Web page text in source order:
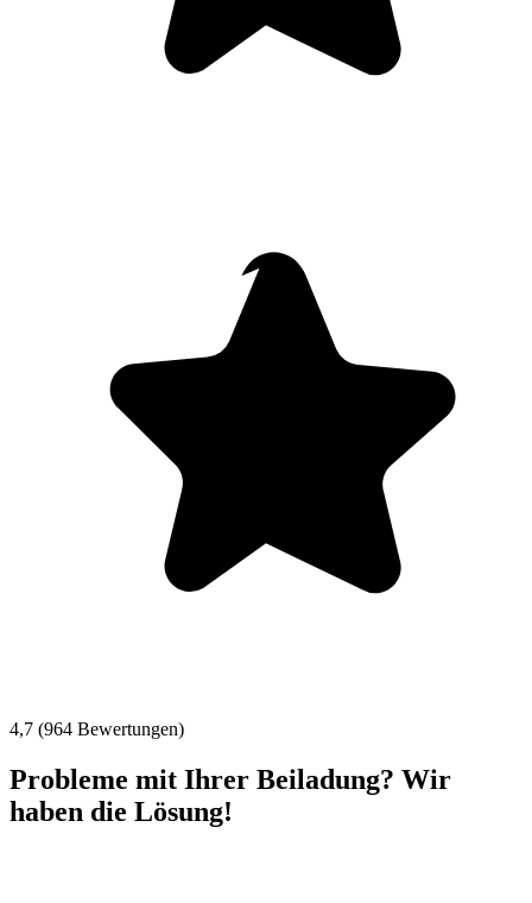
4,7 (964 Bewertungen)
Probleme mit Ihrer Beiladung? Wir
haben die Lösung!